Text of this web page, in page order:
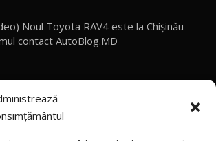
Primele impresii despre BYD Seal U DM-i,
Sealion 7 și Seal 5 DM-i / Test Drive
AutoBlog.MD
13:56
Noul Toyota RAV4 este la Chișinău –
contact AutoBlog.MD
cu importul gratuit de mașini electrice în
și 50% scutire pentru PHEV?! Taxele
prevăzute pentru 2027